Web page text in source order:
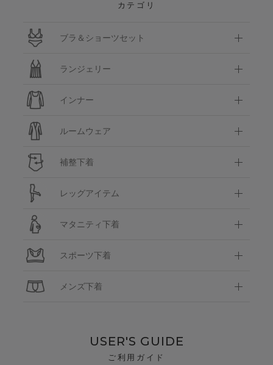
カテゴリ
ブラ＆ショーツセット
ランジェリー
インナー
ルームウェア
補整下着
レッグアイテム
マタニティ下着
スポーツ下着
メンズ下着
USER'S GUIDE
ご利用ガイド